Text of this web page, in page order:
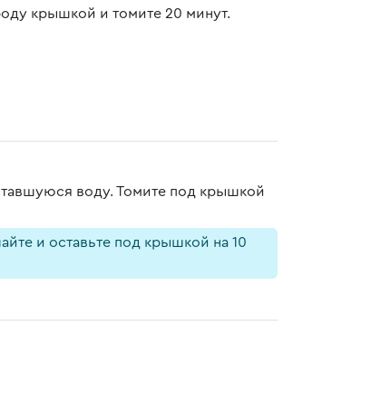
крышкой и томите 20 минут.
воду. Томите под крышкой
и оставьте под крышкой на 10